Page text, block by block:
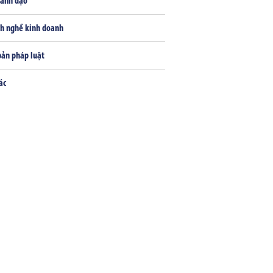
nghề kinh doanh
pháp luật